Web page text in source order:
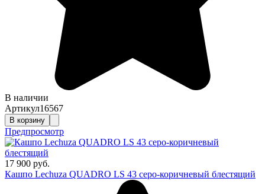
В наличии
Артикул16567
В корзину
Предпросмотр
17 900 руб.
Кашпо Lechuza QUADRO LS 43 серо-коричневый блестящий